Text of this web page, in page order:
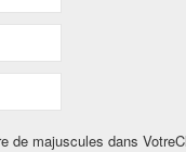
de majuscules dans